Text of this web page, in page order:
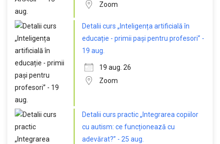
Zoom
Detalii curs „Inteligența artificială în
educație - primii pași pentru profesori” -
19 aug.
19 aug. 26
Zoom
Detalii curs practic „Integrarea copiilor
cu autism: ce funcționează cu
adevărat?” - 25 aug.